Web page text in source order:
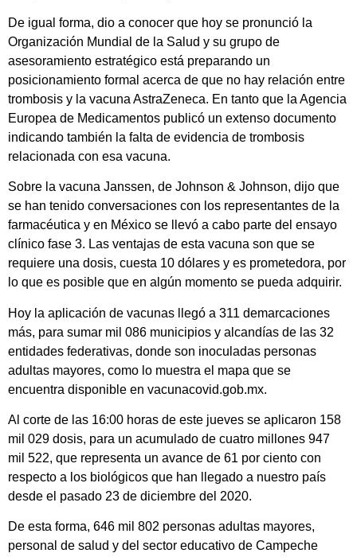
De igual forma, dio a conocer que hoy se pronunció la
Organización Mundial de la Salud y su grupo de
asesoramiento estratégico está preparando un
posicionamiento formal acerca de que no hay relación entre
trombosis y la vacuna AstraZeneca. En tanto que la Agencia
Europea de Medicamentos publicó un extenso documento
indicando también la falta de evidencia de trombosis
relacionada con esa vacuna.
Sobre la vacuna Janssen, de Johnson & Johnson, dijo que
se han tenido conversaciones con los representantes de la
farmacéutica y en México se llevó a cabo parte del ensayo
clínico fase 3. Las ventajas de esta vacuna son que se
requiere una dosis, cuesta 10 dólares y es prometedora, por
lo que es posible que en algún momento se pueda adquirir.
Hoy la aplicación de vacunas llegó a 311 demarcaciones
más, para sumar mil 086 municipios y alcandías de las 32
entidades federativas, donde son inoculadas personas
adultas mayores, como lo muestra el mapa que se
encuentra disponible en vacunacovid.gob.mx.
Al corte de las 16:00 horas de este jueves se aplicaron 158
mil 029 dosis, para un acumulado de cuatro millones 947
mil 522, que representa un avance de 61 por ciento con
respecto a los biológicos que han llegado a nuestro país
desde el pasado 23 de diciembre del 2020.
De esta forma, 646 mil 802 personas adultas mayores,
personal de salud y del sector educativo de Campeche